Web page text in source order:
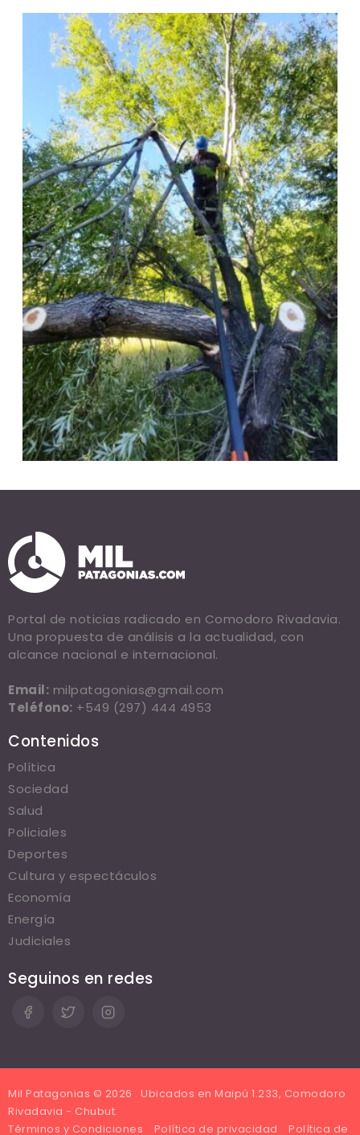
Portal de noticias radicado en Comodoro Rivadavia.
Una propuesta de análisis a la actualidad, con
alcance nacional e internacional.
Email: milpatagonias@gmail.com
Teléfono: +549 (297) 444 4953
Contenidos
Política
Sociedad
Salud
Policiales
Deportes
Cultura y espectáculos
Economía
Energía
Judiciales
Seguinos en redes
Mil Patagonias © 2026 . Ubicados en Maipú 1.233, Comodoro
Rivadavia - Chubut.
Términos y Condiciones
Política de privacidad Política de